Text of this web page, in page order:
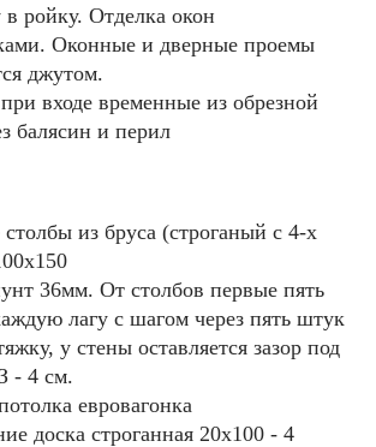
в ройку. Отделка окон
Оконные и дверные проемы
джутом.
входе временные из обрезной
балясин и перил
из бруса (строганый с 4-х
36мм. От столбов первые пять
лагу с шагом через пять штук
у стены оставляется зазор под
- 4 см.
евровагонка
доска строганная 20х100 - 4